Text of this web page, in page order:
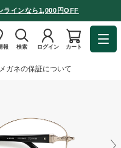
ラインなら1,000円OFF
報 検索 ログイン カート
ガネの保証について